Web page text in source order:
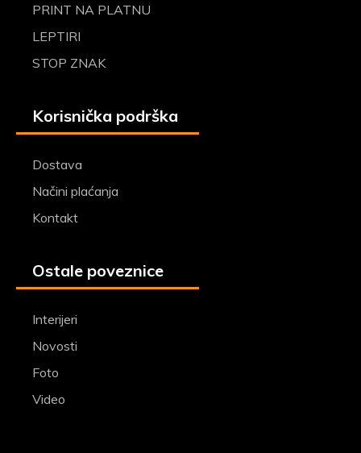
PRINT NA PLATNU
LEPTIRI
STOP ZNAK
Korisnička podrška
Dostava
Načini plaćanja
Kontakt
Ostale poveznice
Interijeri
Novosti
Foto
Video